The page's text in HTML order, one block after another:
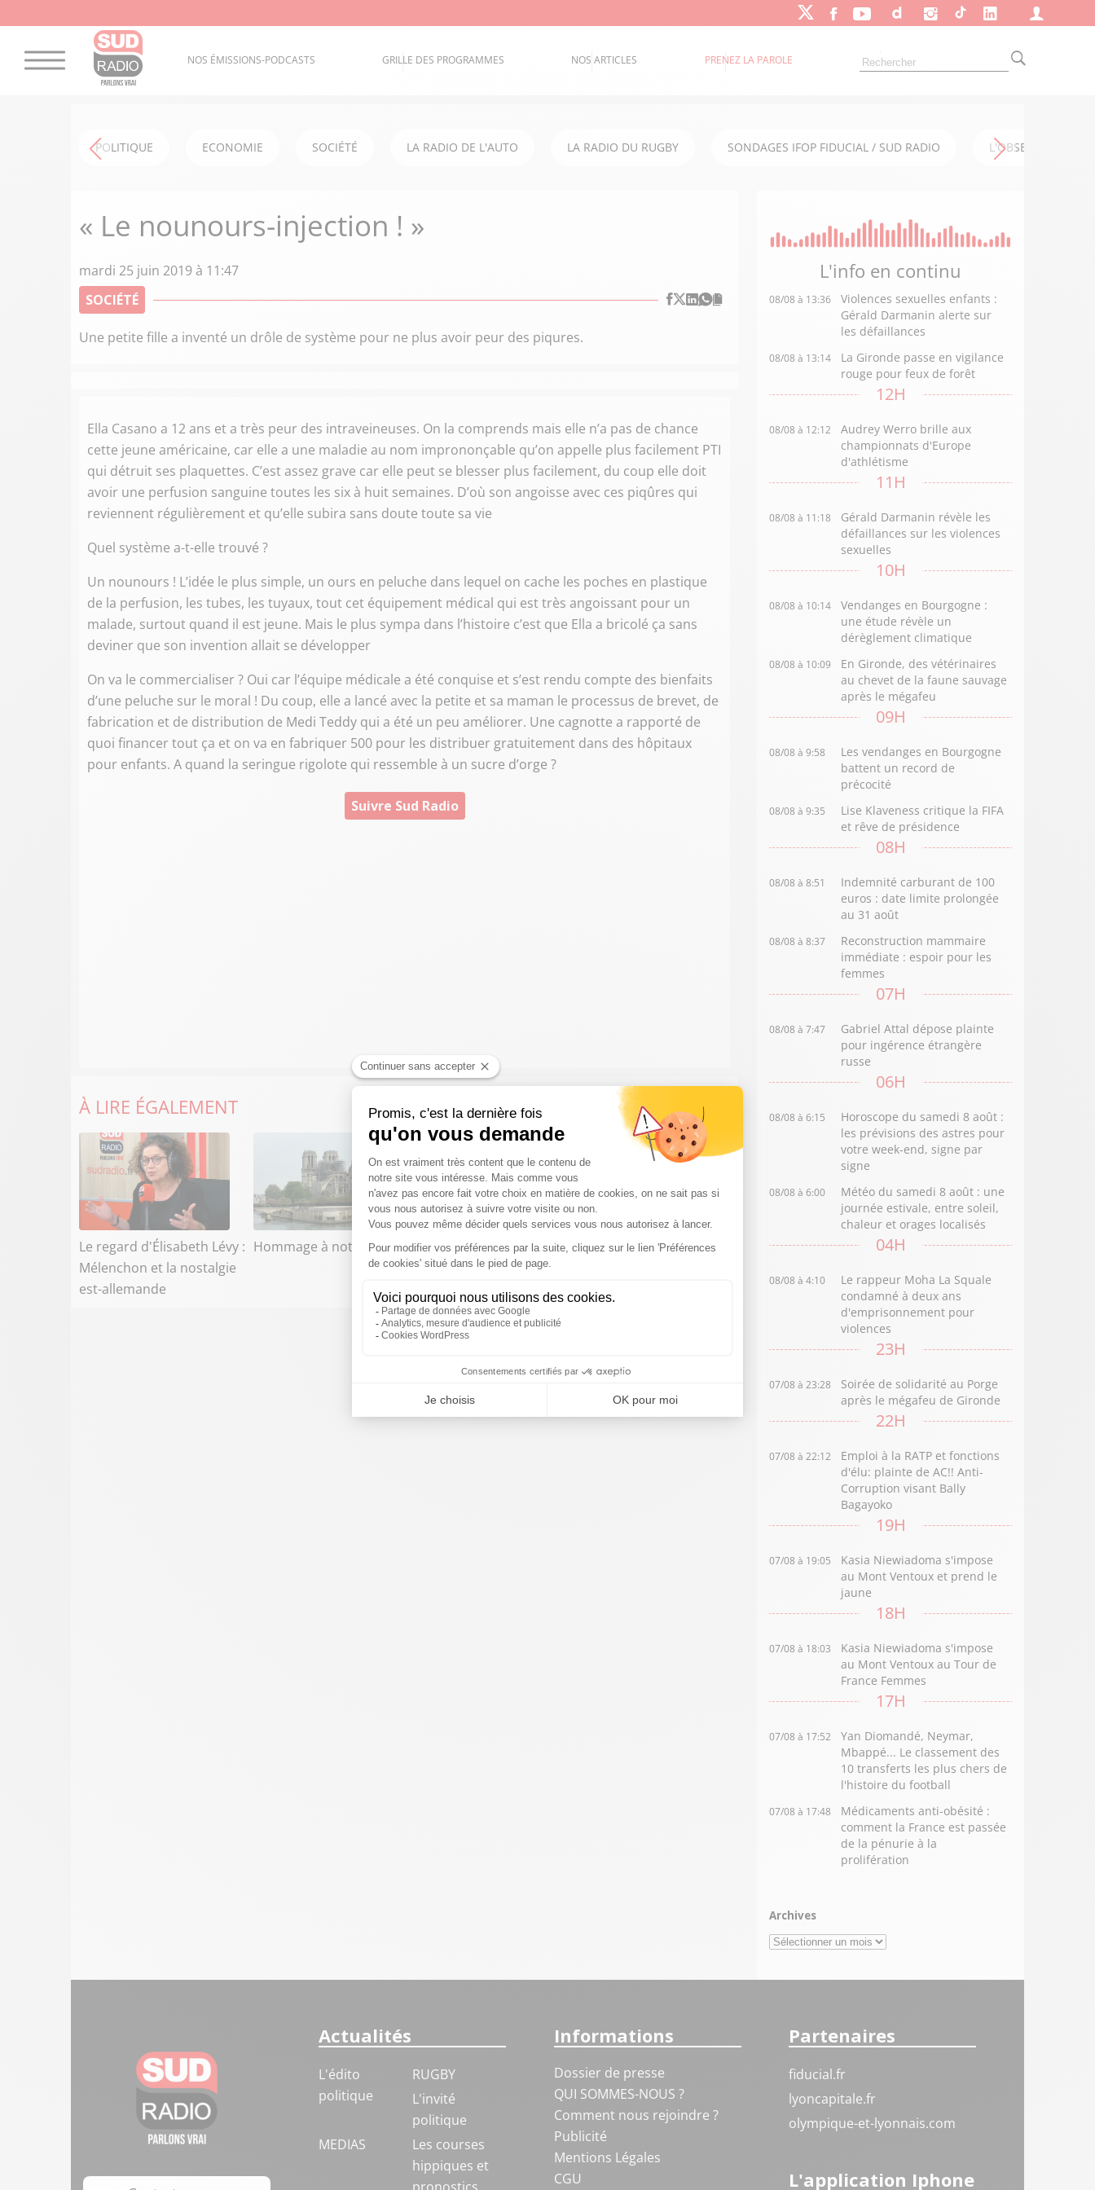
NOS ÉMISSIONS-PODCASTS GRILLE DES PROGRAMMES NOS ARTICLES PRENEZ LA PAROLE
POLITIQUE ECONOMIE SOCIÉTÉ LA RADIO DE L'AUTO LA RADIO DU RUGBY SONDAGES IFOP FIDUCIAL / SUD RADIO L'OBSERVATOIRE
« Le nounours-injection ! »
mardi 25 juin 2019 à 11:47
SOCIÉTÉ
Une petite fille a inventé un drôle de système pour ne plus avoir peur des piqures.
Ella Casano a 12 ans et a très peur des intraveineuses. On la comprends mais elle n’a pas de chance
cette jeune américaine, car elle a une maladie au nom imprononçable qu’on appelle plus facilement PTI
qui détruit ses plaquettes. C’est assez grave car elle peut se blesser plus facilement, du coup elle doit
avoir une perfusion sanguine toutes les six à huit semaines. D’où son angoisse avec ces piqûres qui
reviennent régulièrement et qu’elle subira sans doute toute sa vie
Quel système a-t-elle trouvé ?
Un nounours ! L’idée le plus simple, un ours en peluche dans lequel on cache les poches en plastique
de la perfusion, les tubes, les tuyaux, tout cet équipement médical qui est très angoissant pour un
malade, surtout quand il est jeune. Mais le plus sympa dans l’histoire c’est que Ella a bricolé ça sans
deviner que son invention allait se développer
On va le commercialiser ? Oui car l’équipe médicale a été conquise et s’est rendu compte des bienfaits
d’une peluche sur le moral ! Du coup, elle a lancé avec la petite et sa maman le processus de brevet, de
fabrication et de distribution de Medi Teddy qui a été un peu améliorer. Une cagnotte a rapporté de
quoi financer tout ça et on va en fabriquer 500 pour les distribuer gratuitement dans des hôpitaux
pour enfants. A quand la seringue rigolote qui ressemble à un sucre d’orge ?
Suivre Sud Radio
À LIRE ÉGALEMENT
Le regard d'Élisabeth Lévy :
Mélenchon et la nostalgie
est-allemande
Hommage à notre Dame La licorne a existé !
Ce soir, ils vont dormir
chocolat !
L'info en continu
08/08 à 13:36
Violences sexuelles enfants :
Gérald Darmanin alerte sur
les défaillances
08/08 à 13:14
La Gironde passe en vigilance
rouge pour feux de forêt
12H
08/08 à 12:12
Audrey Werro brille aux
championnats d'Europe
d'athlétisme
11H
08/08 à 11:18
Gérald Darmanin révèle les
défaillances sur les violences
sexuelles
10H
08/08 à 10:14
Vendanges en Bourgogne :
une étude révèle un
dérèglement climatique
08/08 à 10:09
En Gironde, des vétérinaires
au chevet de la faune sauvage
après le mégafeu
09H
08/08 à 9:58
Les vendanges en Bourgogne
battent un record de
précocité
08/08 à 9:35
Lise Klaveness critique la FIFA
et rêve de présidence
08H
08/08 à 8:51
Indemnité carburant de 100
euros : date limite prolongée
au 31 août
08/08 à 8:37
Reconstruction mammaire
immédiate : espoir pour les
femmes
07H
08/08 à 7:47
Gabriel Attal dépose plainte
pour ingérence étrangère
russe
06H
08/08 à 6:15
Horoscope du samedi 8 août :
les prévisions des astres pour
votre week-end, signe par
signe
08/08 à 6:00
Météo du samedi 8 août : une
journée estivale, entre soleil,
chaleur et orages localisés
04H
08/08 à 4:10
Le rappeur Moha La Squale
condamné à deux ans
d'emprisonnement pour
violences
23H
07/08 à 23:28
Soirée de solidarité au Porge
après le mégafeu de Gironde
22H
07/08 à 22:12
Emploi à la RATP et fonctions
d'élu: plainte de AC!! Anti-
Corruption visant Bally
Bagayoko
19H
07/08 à 19:05
Kasia Niewiadoma s'impose
au Mont Ventoux et prend le
jaune
18H
07/08 à 18:03
Kasia Niewiadoma s'impose
au Mont Ventoux au Tour de
France Femmes
17H
07/08 à 17:52
Yan Diomandé, Neymar,
Mbappé... Le classement des
10 transferts les plus chers de
l'histoire du football
07/08 à 17:48
Médicaments anti-obésité :
comment la France est passée
de la pénurie à la
prolifération
Archives
Archives
Actualités
L'édito
politique
RUGBY
L'invité
politique
MEDIAS
Les courses
hippiques et
Informations
Dossier de presse
QUI SOMMES-NOUS ?
Comment nous rejoindre ?
Publicité
Mentions Légales
CGU
Partenaires
fiducial.fr
lyoncapitale.fr
olympique-et-lyonnais.com
L'application Iphone